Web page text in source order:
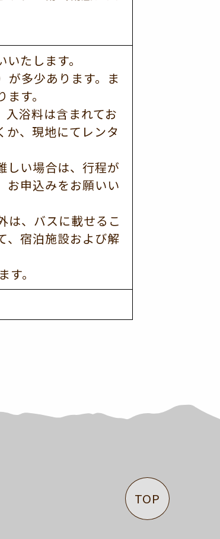
たします。
が多少あります。ま
す。
入浴料は含まれてお
か、現地にてレンタ
しい場合は、行程が
お申込みをお願いい
は、バスに載せるこ
、宿泊施設および解
。
TOP